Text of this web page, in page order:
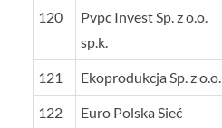
120
Pvpc Invest Sp. z o.o.
sp.k.
121 Ekoprodukcja Sp. z o.o.
122
Euro Polska Sieć